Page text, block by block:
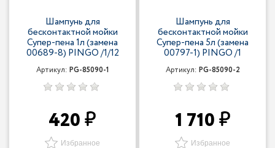
Шампунь для
бесконтактной мойки
Супер-пена 1л (замена
00689-8) PINGO /1/12
Артикул: PG-85090-1
420
Избранное
Шампунь для
бесконтактной мойки
Супер-пена 5л (замена
00797-1) PINGO /1
Артикул: PG-85090-2
1 710
Избранное